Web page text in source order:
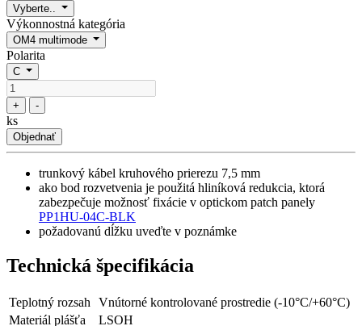
Vyberte..
Výkonnostná kategória
OM4 multimode
Polarita
C
+ -
ks
Objednať
trunkový kábel kruhového prierezu 7,5 mm
ako bod rozvetvenia je použitá hliníková redukcia, ktorá
zabezpečuje možnosť fixácie v optickom patch panely
PP1HU-04C-BLK
požadovanú dĺžku uveďte v poznámke
Technická špecifikácia
Teplotný rozsah
Vnútorné kontrolované prostredie (-10°C/+60°C)
Materiál plášťa
LSOH